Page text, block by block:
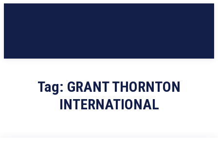
Tag: GRANT THORNTON
INTERNATIONAL